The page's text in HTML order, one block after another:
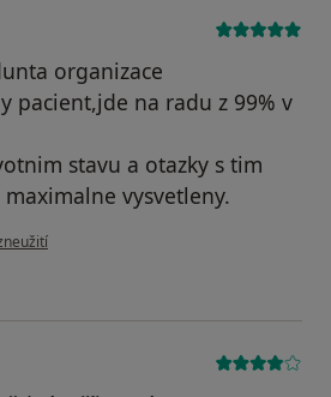
organizace
pacient,jde na radu z 99% v
stavu a otazky s tim
vysvetleny.
uživatele Pacient